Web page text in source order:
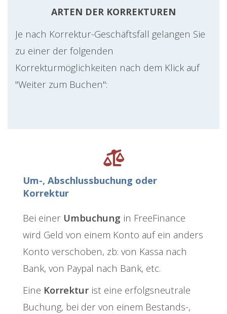
ARTEN DER KORREKTUREN
Je nach Korrektur-Geschäftsfall gelangen Sie
zu einer der folgenden
Korrekturmöglichkeiten nach dem Klick auf
"Weiter zum Buchen":
Um-, Abschlussbuchung oder
Korrektur
Bei einer Umbuchung in FreeFinance
wird Geld von einem Konto auf ein anders
Konto verschoben, zb: von Kassa nach
Bank, von Paypal nach Bank, etc.
Eine Korrektur ist eine erfolgsneutrale
Buchung, bei der von einem Bestands-,